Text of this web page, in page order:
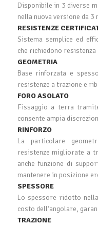
Disponibile in 3 diverse
nella nuova versione da 3
RESISTENZE
Sistema semplice ed
che richiedono
GEOMETRIA
Base rinforzata e
resistenze a trazione e
FORO ASOLATO
Fissaggio a terra
consente ampia
RINFORZO
La particolare
resistenze migliorate a
anche funzione di
mantenere in posizione
SPESSORE
Lo spessore ridotto
costo dell‘angolare,
TRAZIONE